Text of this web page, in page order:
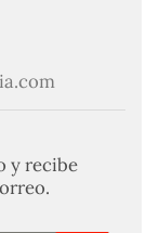
y recibe